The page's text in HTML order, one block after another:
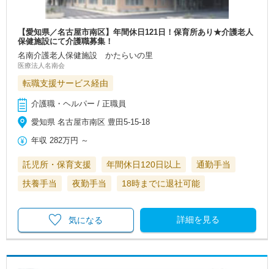
【愛知県／名古屋市南区】年間休日121日！保育所あり★介護老人
保健施設にて介護職募集！
名南介護老人保健施設 かたらいの里
医療法人名南会
転職支援サービス経由
介護職・ヘルパー / 正職員
愛知県 名古屋市南区 豊田5-15-18
年収 282万円 ～
託児所・保育支援 年間休日120日以上
通勤手当
扶養手当
夜勤手当 18時までに退社可能
詳細を見る
気になる